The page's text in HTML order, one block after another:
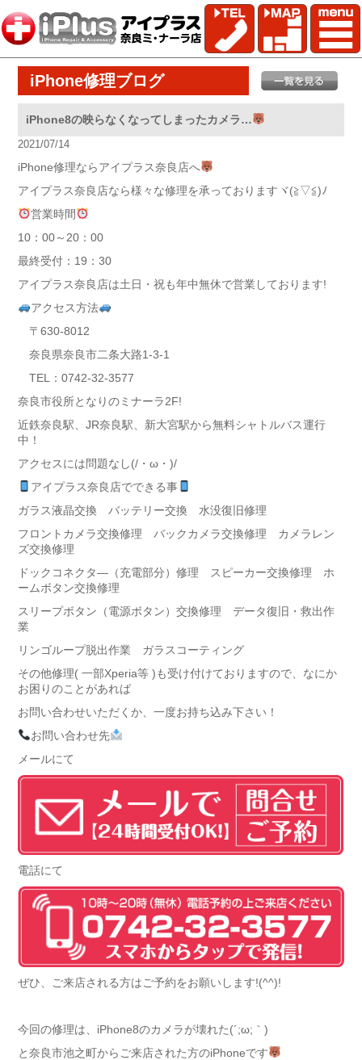
iPhone修理ブログ
iPhone8の映らなくなってしまったカメラ…
2021/07/14
iPhone修理ならアイプラス奈良店へ
アイプラス奈良店なら様々な修理を承っておりますヾ(≧▽≦)ﾉ
営業時間
10：00～20：00
最終受付：19：30
アイプラス奈良店は土日・祝も年中無休で営業しております!
アクセス方法
〒630-8012
奈良県奈良市二条大路1-3-1
TEL：0742-32-3577
奈良市役所となりのミナーラ2F!
近鉄奈良駅、JR奈良駅、新大宮駅から無料シャトルバス運行
中！
アクセスには問題なし(/・ω・)/
アイプラス奈良店でできる事
ガラス液晶交換 バッテリー交換 水没復旧修理
フロントカメラ交換修理 バックカメラ交換修理 カメラレン
ズ交換修理
ドックコネクタ―（充電部分）修理 スピーカー交換修理 ホ
ームボタン交換修理
スリープボタン（電源ボタン）交換修理 データ復旧・救出作
業
リンゴループ脱出作業 ガラスコーティング
その他修理( 一部Xperia等 )も受け付けておりますので、なにか
お困りのことがあれば
お問い合わせいただくか、一度お持ち込み下さい！
お問い合わせ先
メールにて
電話にて
ぜひ、ご来店される方はご予約をお願いします!(^^)!
今回の修理は、iPhone8のカメラが壊れた(´;ω;｀)
と奈良市池之町からご来店された方のiPhoneです